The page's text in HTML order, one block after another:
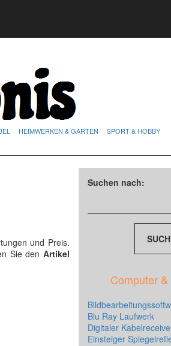
HEIMWERKEN & GARTEN SPORT & HOBBY
und Preis.
Sie den Artikel
Suchen nach:
Computer
Blu Ray Laufwerk
Digitaler
Einsteiger